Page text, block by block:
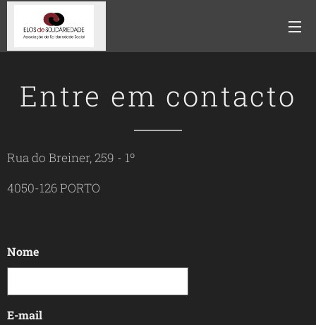
Entre em contacto
Rua do Breiner, 259 - 1º
4050-126 PORTO
Nome
E-mail